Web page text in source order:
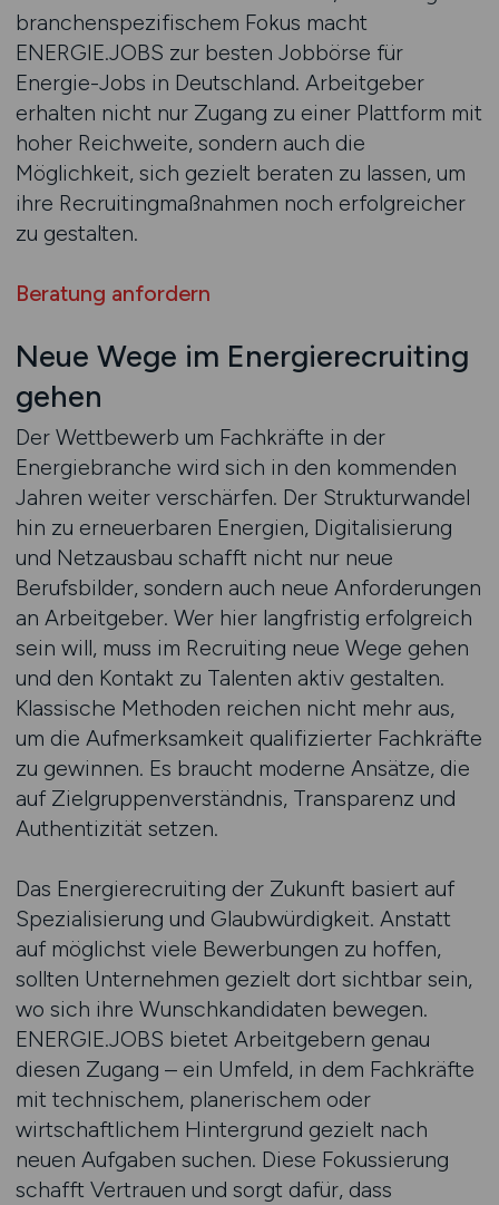
branchenspezifischem Fokus macht
ENERGIE.JOBS zur besten Jobbörse für
Energie-Jobs in Deutschland. Arbeitgeber
erhalten nicht nur Zugang zu einer Plattform mit
hoher Reichweite, sondern auch die
Möglichkeit, sich gezielt beraten zu lassen, um
ihre Recruitingmaßnahmen noch erfolgreicher
zu gestalten.
Beratung anfordern
Neue Wege im Energierecruiting
gehen
Der Wettbewerb um Fachkräfte in der
Energiebranche wird sich in den kommenden
Jahren weiter verschärfen. Der Strukturwandel
hin zu erneuerbaren Energien, Digitalisierung
und Netzausbau schafft nicht nur neue
Berufsbilder, sondern auch neue Anforderungen
an Arbeitgeber. Wer hier langfristig erfolgreich
sein will, muss im Recruiting neue Wege gehen
und den Kontakt zu Talenten aktiv gestalten.
Klassische Methoden reichen nicht mehr aus,
um die Aufmerksamkeit qualifizierter Fachkräfte
zu gewinnen. Es braucht moderne Ansätze, die
auf Zielgruppenverständnis, Transparenz und
Authentizität setzen.
Das Energierecruiting der Zukunft basiert auf
Spezialisierung und Glaubwürdigkeit. Anstatt
auf möglichst viele Bewerbungen zu hoffen,
sollten Unternehmen gezielt dort sichtbar sein,
wo sich ihre Wunschkandidaten bewegen.
ENERGIE.JOBS bietet Arbeitgebern genau
diesen Zugang – ein Umfeld, in dem Fachkräfte
mit technischem, planerischem oder
wirtschaftlichem Hintergrund gezielt nach
neuen Aufgaben suchen. Diese Fokussierung
schafft Vertrauen und sorgt dafür, dass